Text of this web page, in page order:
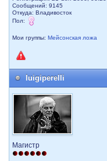
Сообщений: 9145
Откуда: Владивосток
Пол:
Мои группы:Мейсонская ложа
luigiperelli
Магистр